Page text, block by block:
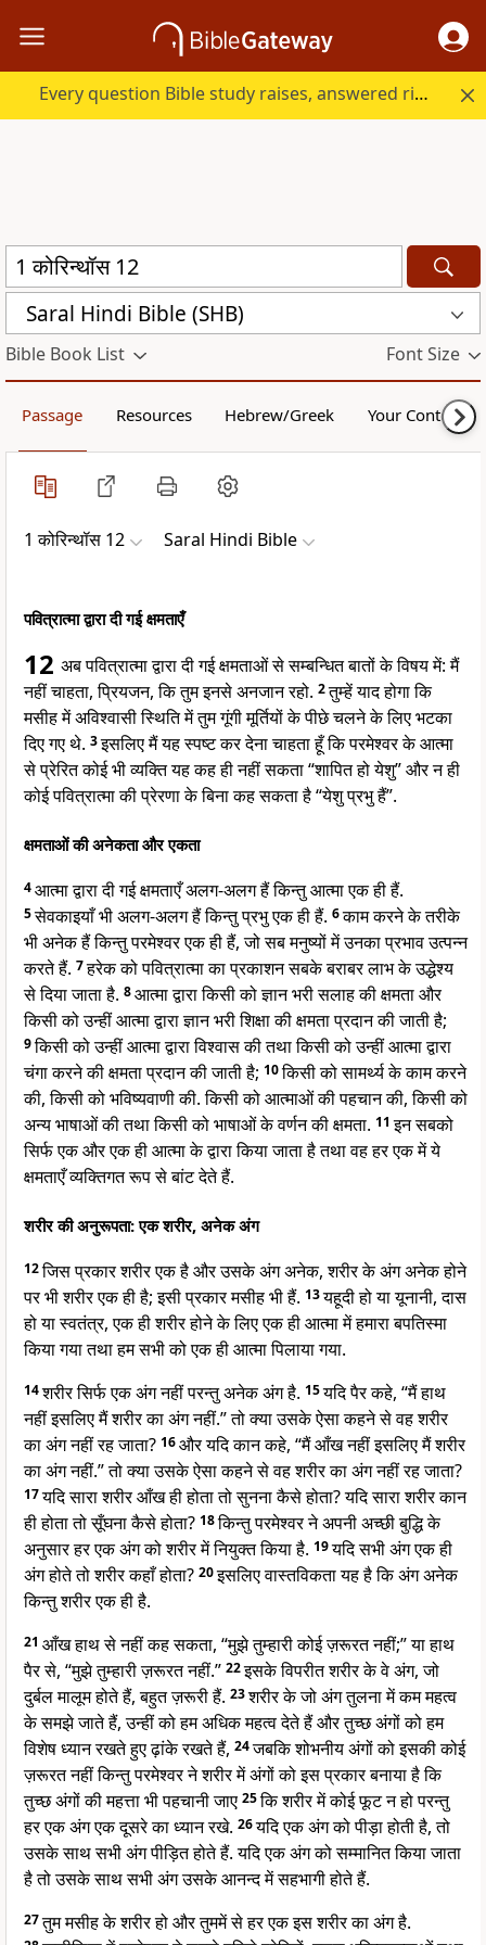
Every question Bible study raises, answered right here.
Saral Hindi Bible (SHB)
Bible Book List Font Size
Passage Resources Hebrew/Greek Your Content
1 कोरिन्थॉस 12 Saral Hindi Bible
पवित्रात्मा द्वारा दी गई क्षमताएँ
12 अब पवित्रात्मा द्वारा दी गई क्षमताओं से सम्बन्धित बातों के विषय में: मैं
नहीं चाहता, प्रियजन, कि तुम इनसे अनजान रहो. 2तुम्हें याद होगा कि
मसीह में अविश्वासी स्थिति में तुम गूंगी मूर्तियों के पीछे चलने के लिए भटका
दिए गए थे. 3इसलिए मैं यह स्पष्ट कर देना चाहता हूँ कि परमेश्वर के आत्मा
से प्रेरित कोई भी व्यक्ति यह कह ही नहीं सकता “शापित हो येशु” और न ही
कोई पवित्रात्मा की प्रेरणा के बिना कह सकता है “येशु प्रभु हैं”.
क्षमताओं की अनेकता और एकता
4आत्मा द्वारा दी गई क्षमताएँ अलग-अलग हैं किन्तु आत्मा एक ही हैं.
5सेवकाइयाँ भी अलग-अलग हैं किन्तु प्रभु एक ही हैं. 6काम करने के तरीके
भी अनेक हैं किन्तु परमेश्वर एक ही हैं, जो सब मनुष्यों में उनका प्रभाव उत्पन्न
करते हैं. 7हरेक को पवित्रात्मा का प्रकाशन सबके बराबर लाभ के उद्धेश्य
से दिया जाता है. 8आत्मा द्वारा किसी को ज्ञान भरी सलाह की क्षमता और
किसी को उन्हीं आत्मा द्वारा ज्ञान भरी शिक्षा की क्षमता प्रदान की जाती है;
9किसी को उन्हीं आत्मा द्वारा विश्वास की तथा किसी को उन्हीं आत्मा द्वारा
चंगा करने की क्षमता प्रदान की जाती है; 10किसी को सामर्थ्य के काम करने
की, किसी को भविष्यवाणी की. किसी को आत्माओं की पहचान की, किसी को
अन्य भाषाओं की तथा किसी को भाषाओं के वर्णन की क्षमता. 11इन सबको
सिर्फ एक और एक ही आत्मा के द्वारा किया जाता है तथा वह हर एक में ये
क्षमताएँ व्यक्तिगत रूप से बांट देते हैं.
शरीर की अनुरूपता: एक शरीर, अनेक अंग
12जिस प्रकार शरीर एक है और उसके अंग अनेक, शरीर के अंग अनेक होने
पर भी शरीर एक ही है; इसी प्रकार मसीह भी हैं. 13यहूदी हो या यूनानी, दास
हो या स्वतंत्र, एक ही शरीर होने के लिए एक ही आत्मा में हमारा बपतिस्मा
किया गया तथा हम सभी को एक ही आत्मा पिलाया गया.
14शरीर सिर्फ एक अंग नहीं परन्तु अनेक अंग है. 15यदि पैर कहे, “मैं हाथ
नहीं इसलिए मैं शरीर का अंग नहीं.” तो क्या उसके ऐसा कहने से वह शरीर
का अंग नहीं रह जाता? 16और यदि कान कहे, “मैं आँख नहीं इसलिए मैं शरीर
का अंग नहीं.” तो क्या उसके ऐसा कहने से वह शरीर का अंग नहीं रह जाता?
17यदि सारा शरीर आँख ही होता तो सुनना कैसे होता? यदि सारा शरीर कान
ही होता तो सूँघना कैसे होता? 18किन्तु परमेश्वर ने अपनी अच्छी बुद्धि के
अनुसार हर एक अंग को शरीर में नियुक्त किया है. 19यदि सभी अंग एक ही
अंग होते तो शरीर कहाँ होता? 20इसलिए वास्तविकता यह है कि अंग अनेक
किन्तु शरीर एक ही है.
21 आँख हाथ से नहीं कह सकता, “मुझे तुम्हारी कोई ज़रूरत नहीं;” या हाथ
पैर से, “मुझे तुम्हारी ज़रूरत नहीं.” 22इसके विपरीत शरीर के वे अंग, जो
दुर्बल मालूम होते हैं, बहुत ज़रूरी हैं. 23शरीर के जो अंग तुलना में कम महत्व
के समझे जाते हैं, उन्हीं को हम अधिक महत्व देते हैं और तुच्छ अंगों को हम
विशेष ध्यान रखते हुए ढ़ांके रखते हैं, 24जबकि शोभनीय अंगों को इसकी कोई
ज़रूरत नहीं किन्तु परमेश्वर ने शरीर में अंगों को इस प्रकार बनाया है कि
तुच्छ अंगों की महत्ता भी पहचानी जाए 25कि शरीर में कोई फूट न हो परन्तु
हर एक अंग एक दूसरे का ध्यान रखे. 26यदि एक अंग को पीड़ा होती है, तो
उसके साथ सभी अंग पीड़ित होते हैं. यदि एक अंग को सम्मानित किया जाता
है तो उसके साथ सभी अंग उसके आनन्द में सहभागी होते हैं.
27तुम मसीह के शरीर हो और तुममें से हर एक इस शरीर का अंग है.